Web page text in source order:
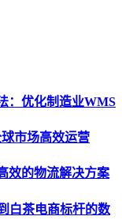
：优化制造业WMS
市场高效运营
效的物流解决方案
白茶电商标杆的数